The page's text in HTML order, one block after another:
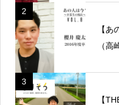
2
【
（高
3
【